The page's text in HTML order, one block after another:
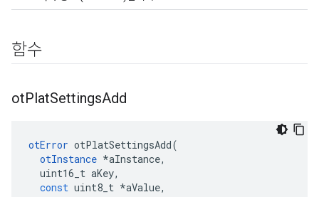
함수
otPlatSettingsAdd
otError otPlatSettingsAdd(
otInstance *aInstance,
uint16_t aKey,
const uint8_t *aValue,